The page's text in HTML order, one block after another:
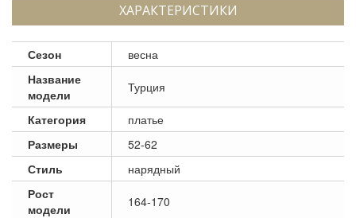
ХАРАКТЕРИСТИКИ
Сезон
весна
Название
модели
Турция
Категория
платье
Размеры
52-62
Стиль
нарядный
Рост
модели
164-170